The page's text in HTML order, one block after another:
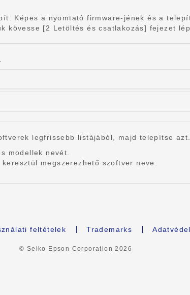
Képes a nyomtató firmware-jének és a
kövesse [2 Letöltés és csatlakozás] fejezet
legfrissebb listájából, majd telepítse azt.
modellek nevét.
megszerezhető szoftver neve.
feltételek Trademarks
© Seiko Epson Corporation2026